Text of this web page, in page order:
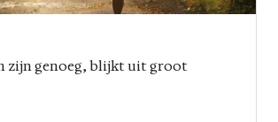
zijn genoeg, blijkt uit groot